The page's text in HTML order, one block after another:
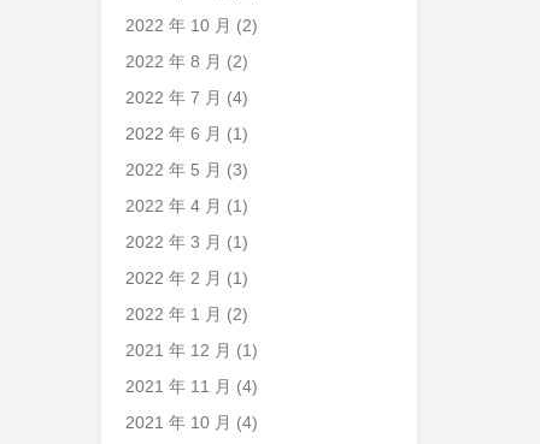
2022 年 10 月 (2)
2022 年 8 月 (2)
2022 年 7 月 (4)
2022 年 6 月 (1)
2022 年 5 月 (3)
2022 年 4 月 (1)
2022 年 3 月 (1)
2022 年 2 月 (1)
2022 年 1 月 (2)
2021 年 12 月 (1)
2021 年 11 月 (4)
2021 年 10 月 (4)